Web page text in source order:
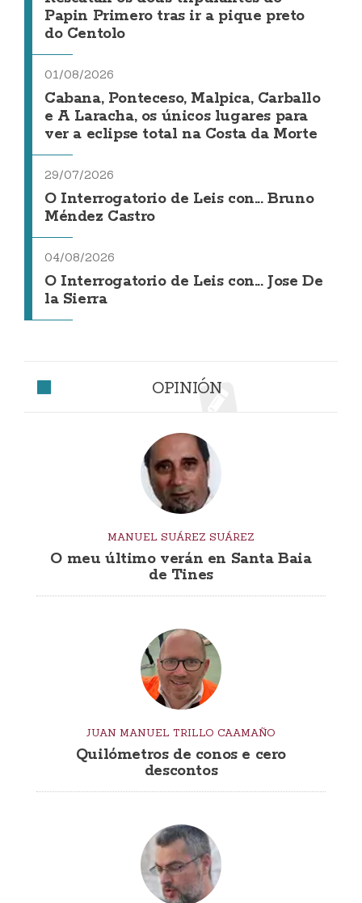
Papin Primero tras ir a pique preto
do Centolo
01/08/2026
Cabana, Ponteceso, Malpica, Carballo
e A Laracha, os únicos lugares para
ver a eclipse total na Costa da Morte
29/07/2026
O Interrogatorio de Leis con... Bruno
Méndez Castro
04/08/2026
O Interrogatorio de Leis con... Jose De
la Sierra
OPINIÓN
MANUEL SUÁREZ SUÁREZ
O meu último verán en Santa Baia
de Tines
JUAN MANUEL TRILLO CAAMAÑO
Quilómetros de conos e cero
descontos